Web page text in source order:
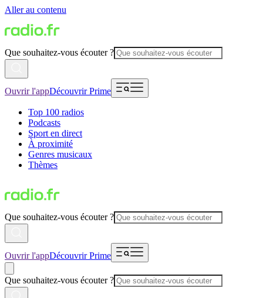
Aller au contenu
Que souhaitez-vous écouter ?
Ouvrir l'appDécouvrir Prime
Top 100 radios
Podcasts
Sport en direct
À proximité
Genres musicaux
Thèmes
Que souhaitez-vous écouter ?
Ouvrir l'appDécouvrir Prime
Que souhaitez-vous écouter ?